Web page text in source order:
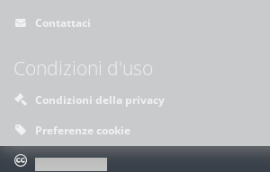
Contattaci
Condizioni d'uso
Condizioni della privacy
Preferenze cookie